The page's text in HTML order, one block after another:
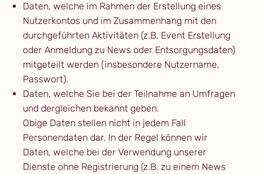
Daten, welche im Rahmen der Erstellung eines
Nutzerkontos und im Zusammenhang mit den
durchgeführten Aktivitäten (z.B. Event Erstellung
oder Anmeldung zu News oder Entsorgungsdaten)
mitgeteilt werden (insbesondere Nutzername,
Passwort).
Daten, welche Sie bei der Teilnahme an Umfragen
und dergleichen bekannt geben.
Obige Daten stellen nicht in jedem Fall
Personendaten dar. In der Regel können wir
Daten, welche bei der Verwendung unserer
Dienste ohne Registrierung (z.B. zu einem News